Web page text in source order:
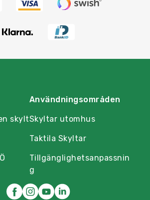
skylt
Användningsområden
Skyltar utomhus
Taktila Skyltar
Tillgänglighetsanpassnin
g